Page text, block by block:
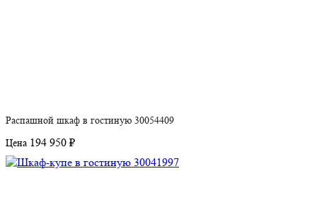
Распашной шкаф в гостиную 30054409
Цена 194 950 ₽